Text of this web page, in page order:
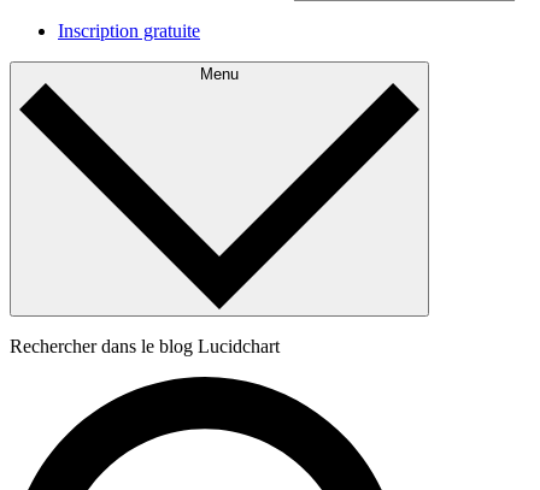
Inscription gratuite
Menu
Rechercher dans le blog Lucidchart